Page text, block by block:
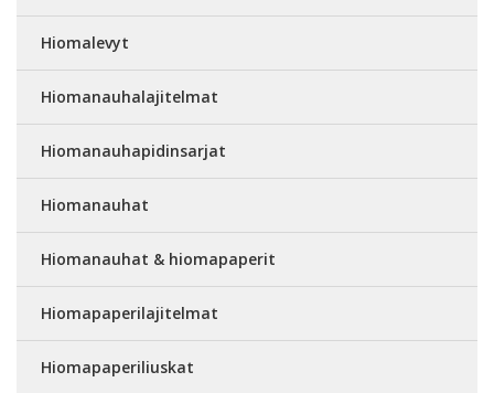
Hiomalevyt
Hiomanauhalajitelmat
Hiomanauhapidinsarjat
Hiomanauhat
Hiomanauhat & hiomapaperit
Hiomapaperilajitelmat
Hiomapaperiliuskat